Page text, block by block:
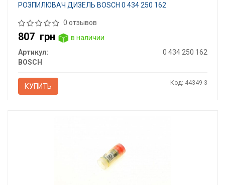
РОЗПИЛЮВАЧ ДИЗЕЛЬ BOSCH 0 434 250 162
0 отзывов
807 грн
в наличии
Артикул:
0 434 250 162
BOSCH
КУПИТЬ Код: 44349-3